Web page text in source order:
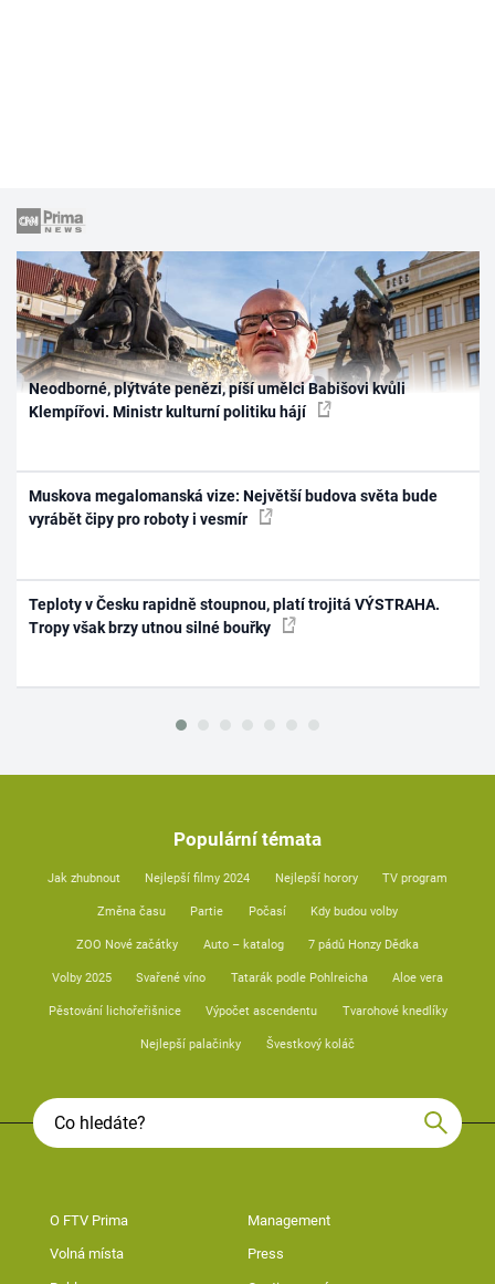
Neodborné, plýtváte penězi, píší umělci Babišovi kvůli
Klempířovi. Ministr kulturní politiku hájí
Muskova megalomanská vize: Největší budova světa bude
vyrábět čipy pro roboty i vesmír
Teploty v Česku rapidně stoupnou, platí trojitá VÝSTRAHA.
Tropy však brzy utnou silné bouřky
Populární témata
Jak zhubnout Nejlepší filmy 2024 Nejlepší horory TV program
Změna času Partie Počasí Kdy budou volby
ZOO Nové začátky Auto – katalog 7 pádů Honzy Dědka
Volby 2025 Svařené víno Tatarák podle Pohlreicha Aloe vera
Pěstování lichořeřišnice Výpočet ascendentu Tvarohové knedlíky
Nejlepší palačinky Švestkový koláč
O FTV Prima Management
Volná místa Press